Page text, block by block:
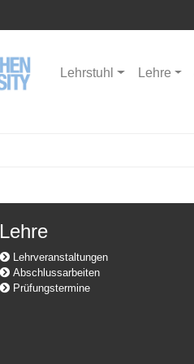
Lehrstuhl Lehre
Lehre
Lehrveranstaltungen
Abschlussarbeiten
Prüfungstermine